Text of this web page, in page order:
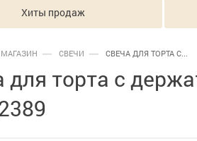
Хиты продаж
МАГАЗИН СВЕЧИ СВЕЧА ДЛЯ ТОРТА С...
для торта с